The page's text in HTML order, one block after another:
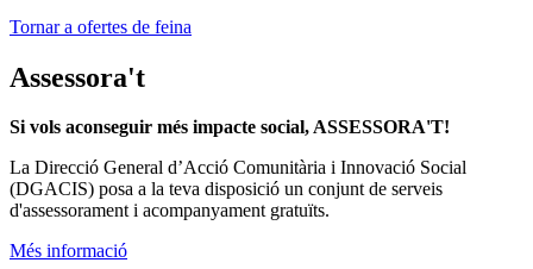
Tornar a ofertes de feina
Assessora't
Si vols aconseguir més impacte social, ASSESSORA'T!
La Direcció General d’Acció Comunitària i Innovació Social
(DGACIS) posa a la teva disposició un conjunt de serveis
d'assessorament i acompanyament gratuïts.
Més informació